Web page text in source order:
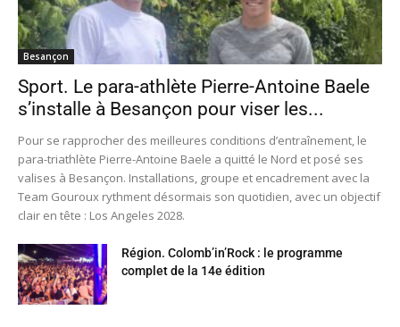
Besançon
Sport. Le para-athlète Pierre-Antoine Baele
s’installe à Besançon pour viser les...
Pour se rapprocher des meilleures conditions d’entraînement, le
para-triathlète Pierre-Antoine Baele a quitté le Nord et posé ses
valises à Besançon. Installations, groupe et encadrement avec la
Team Gouroux rythment désormais son quotidien, avec un objectif
clair en tête : Los Angeles 2028.
Région. Colomb’in’Rock : le programme
complet de la 14e édition